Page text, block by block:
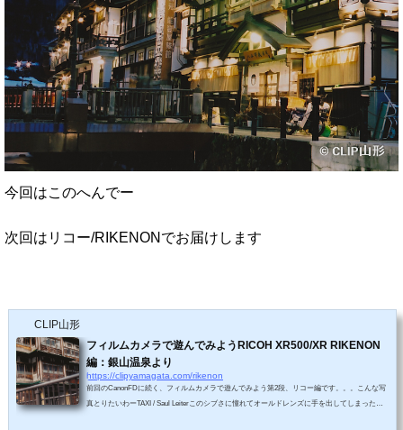
今回はこのへんでー
次回はリコー/RIKENONでお届けします
CLIP山形
フィルムカメラで遊んでみようRICOH XR500/XR RIKENON
編：銀山温泉より
https://clipyamagata.com/rikenon
前回のCanonFDに続く、フィルムカメラで遊んでみよう第2段、リコー編です。。。こんな写
真とりたいわーTAXI / Saul Leiterこのシブさに憧れてオールドレンズに手を出してしまった。